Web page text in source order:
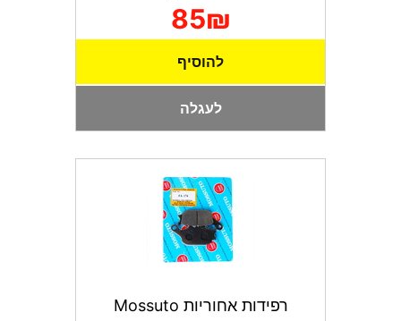
85₪
להוסיף
לעגלה
רפידות אחוריות Mossuto